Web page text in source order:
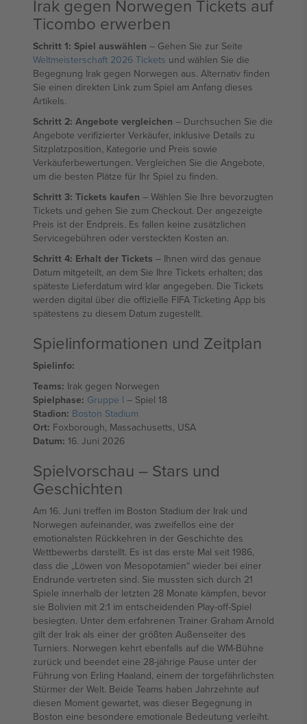
Irak gegen Norwegen Tickets auf
Ticombo erwerben
Schritt 1: Spiel auswählen – Gehen Sie zur Seite
Weltmeisterschaft 2026 Tickets und wählen Sie die
Begegnung Irak gegen Norwegen aus. Alternativ finden
Sie einen direkten Link zum Spiel am Anfang dieses
Artikels.
Schritt 2: Angebote vergleichen – Durchsuchen Sie die
Angebote verifizierter Verkäufer, inklusive Details zu
Sitzplatzposition, Kategorie und Preis sowie
Verkäuferbewertungen. Vergleichen Sie die Angebote,
um die besten Plätze für Ihr Spiel zu finden.
Schritt 3: Tickets kaufen – Wählen Sie Ihre bevorzugten
Tickets und gehen Sie zum Checkout. Der angezeigte
Preis ist der Endpreis. Es fallen keine zusätzlichen
Servicegebühren oder versteckten Kosten an.
Schritt 4: Erhalt der Tickets – Ihnen wird das genaue
Datum mitgeteilt, an dem Sie Ihre Tickets erhalten; das
späteste Lieferdatum wird klar angegeben. Die Tickets
werden digital über die offizielle FIFA Ticketing App bis
spätestens zu diesem Datum zugestellt.
Spielinformationen und Zeitplan
Spielinfo:
Teams: Irak gegen Norwegen
Spielphase: Gruppe I – Spiel 18
Stadion: Boston Stadium
Ort: Foxborough, Massachusetts, USA
Datum: 16. Juni 2026
Spielvorschau – Stars und
Geschichten
Am 16. Juni treffen im Boston Stadium der Irak und
Norwegen aufeinander, was zweifellos eine der
emotionalsten Rückkehren in der Geschichte des
Wettbewerbs darstellt. Es ist das erste Mal seit 1986,
dass die „Löwen von Mesopotamien“ wieder bei einer
Endrunde vertreten sind. Sie mussten sich durch 21
Spiele innerhalb der letzten 28 Monate kämpfen, bevor
sie Bolivien mit 2:1 im entscheidenden Play-off-Spiel
besiegten. Unter dem erfahrenen Trainer Graham Arnold
gilt der Irak als einer der größten Außenseiter des
Turniers. Norwegen kehrt ebenfalls auf die WM-Bühne
zurück und beendet eine 28-jährige Pause unter der
Führung von Erling Haaland, einem der torgefährlichsten
Stürmer der Welt. Beide Teams haben Jahrzehnte auf
diesen Moment gewartet, was dieser Begegnung in
Boston eine besondere emotionale Bedeutung verleiht.